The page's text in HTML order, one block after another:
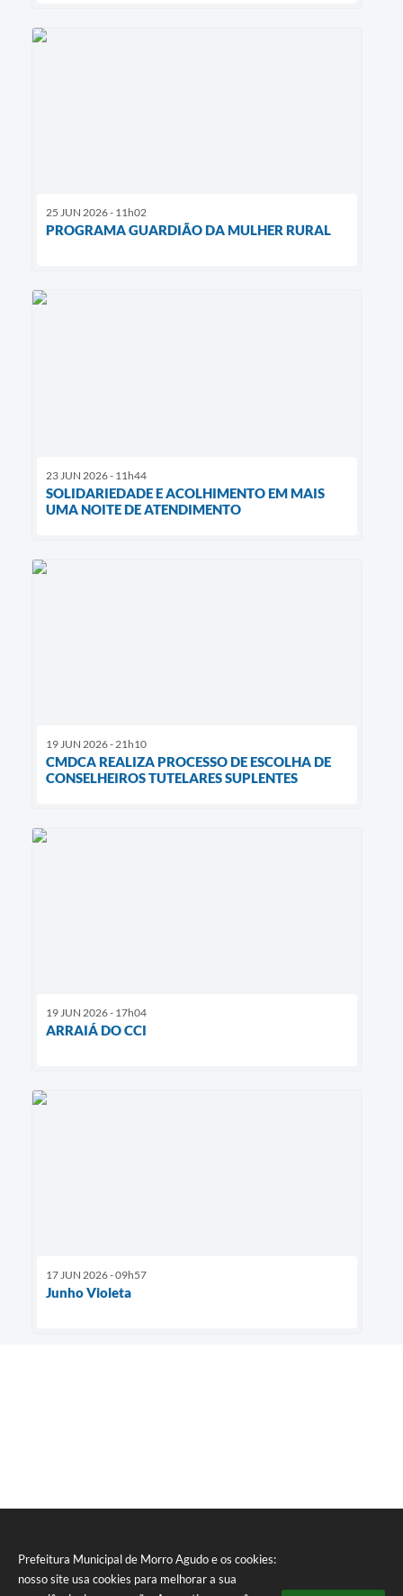
Prefeitura Municipal de Morro Agudo e os cookies:
nosso site usa cookies para melhorar a sua
25 JUN 2026 - 11h02
PROGRAMA GUARDIÃO DA MULHER RURAL
23 JUN 2026 - 11h44
SOLIDARIEDADE E ACOLHIMENTO EM MAIS
UMA NOITE DE ATENDIMENTO
19 JUN 2026 - 21h10
CMDCA REALIZA PROCESSO DE ESCOLHA DE
CONSELHEIROS TUTELARES SUPLENTES
19 JUN 2026 - 17h04
ARRAIÁ DO CCI
17 JUN 2026 - 09h57
Junho Violeta